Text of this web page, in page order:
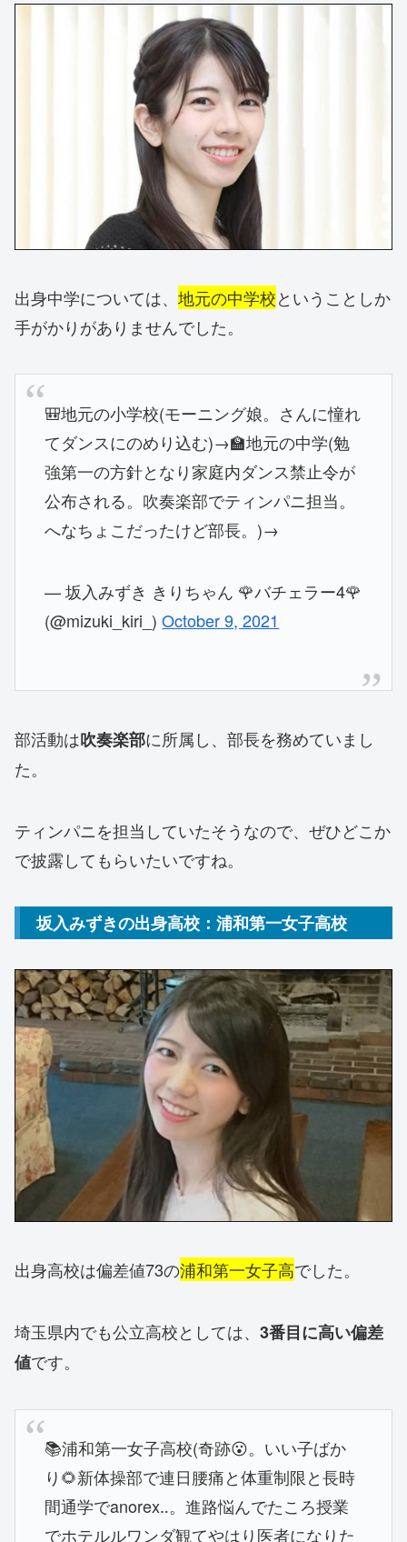
出身中学については、 地元の中学校ということしか
手がかりがありませんでした。
🎒地元の小学校(モーニング娘。さんに憧れ
てダンスにのめり込む)→🏫地元の中学(勉
強第一の方針となり家庭内ダンス禁止令が
公布される。吹奏楽部でティンパニ担当。
へなちょこだったけど部長。)→
— 坂入みずき きりちゃん 🌹バチェラー4🌹
(@mizuki_kiri_)October 9, 2021
部活動は吹奏楽部に所属し、部長を務めていまし
た。
ティンパニを担当していたそうなので、ぜひどこか
で披露してもらいたいですね。
坂入みずきの出身高校：浦和第一女子高校
出身高校は偏差値73の浦和第一女子高でした。
埼玉県内でも公立高校としては、 3番目に高い偏差
値です。
📚️浦和第一女子高校(奇跡😮。いい子ばか
り🌻新体操部で連日腰痛と体重制限と長時
間通学でanorex‥。進路悩んでたころ授業
でホテルルワンダ観てやはり医者になりた